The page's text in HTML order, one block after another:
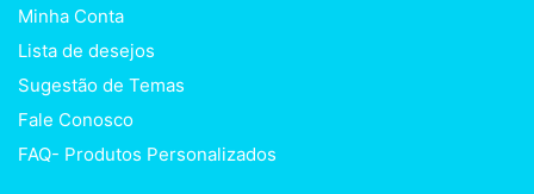
Minha Conta
Lista de desejos
Sugestão de Temas
Fale Conosco
FAQ- Produtos Personalizados